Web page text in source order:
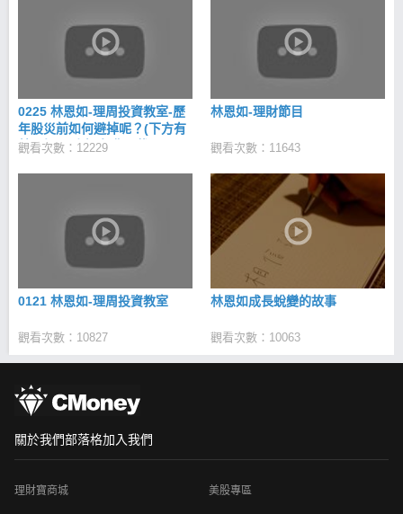
0225 林恩如-理周投資教室-歷
年股災前如何避掉呢？(下方有
林恩如理財寶-免費下載)
觀看次數：12229
林恩如-理財節目
觀看次數：11643
0121 林恩如-理周投資教室
觀看次數：10827
林恩如成長蛻變的故事
觀看次數：10063
關於我們部落格加入我們
理財寶商城 美股專區